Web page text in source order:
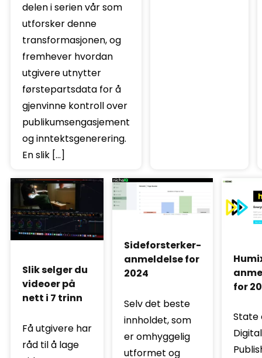
delen i serien vår som
utforsker denne
transformasjonen, og
fremhever hvordan
utgivere utnytter
førstepartsdata for å
gjenvinne kontroll over
publikumsengasjement
og inntektsgenerering.
En slik […]
Slik selger du
videoer på
nett i 7 trinn
Få utgivere har
råd til å lage
Sideforsterker-
anmeldelse for
2024
Selv det beste
innholdet, som
er omhyggelig
utformet og
for
State
Digital